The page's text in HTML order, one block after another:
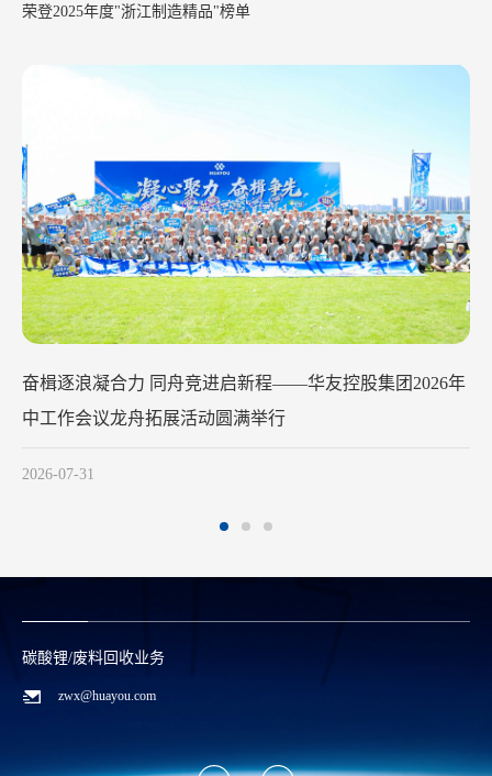
华友钴业2026年中工作会议在苏州召开
荣登2025年度"浙江制造精品"榜单
碳酸锂/废料回收业务
zwx@huayou.com